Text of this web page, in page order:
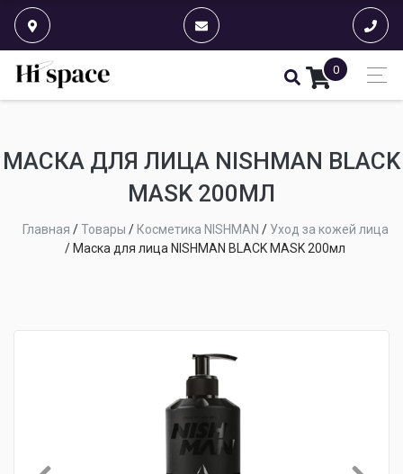
0
МАСКА ДЛЯ ЛИЦА NISHMAN BLACK
MASK 200МЛ
Главная /Товары / Косметика NISHMAN / Уход за кожей лица
/ Маска для лица NISHMAN BLACK MASK 200мл